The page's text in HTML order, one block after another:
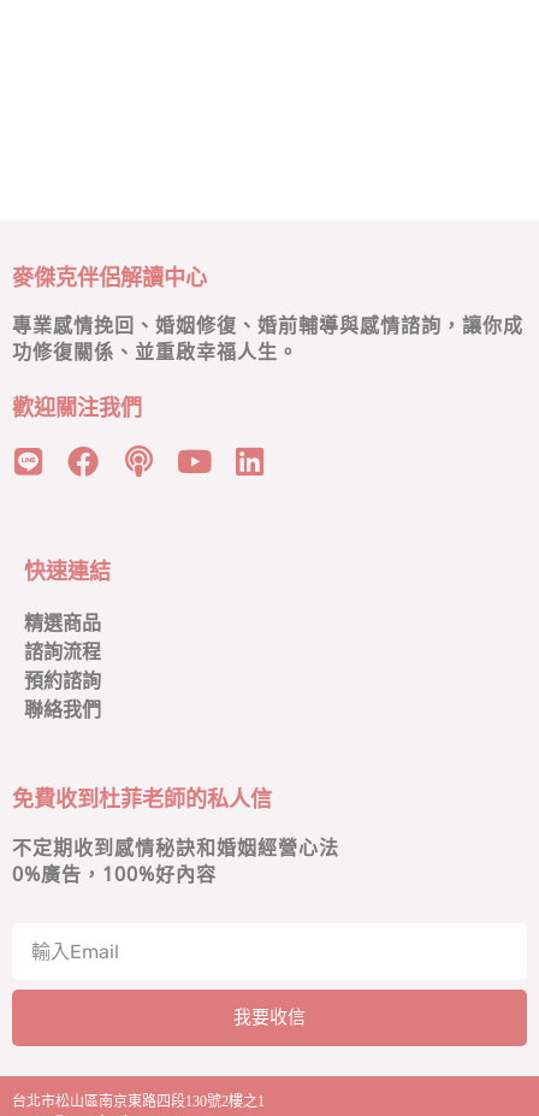
麥傑克伴侶解讀中心
專業感情挽回、婚姻修復、婚前輔導與感情諮詢，讓你成
功修復關係、並重啟幸福人生。
歡迎關注我們
快速連結
精選商品
諮詢流程
預約諮詢
聯絡我們
免費收到杜菲老師的私人信
不定期收到感情秘訣和婚姻經營心法
0%廣告，100%好內容
我要收信
l
t台北市松山區南京東路四段130號2樓之1